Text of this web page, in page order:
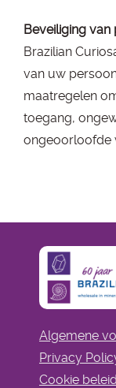
Beveiliging
Brazilian
van uw
maatregelen
toegang,
ongeoorloofde
Algemene
Privacy
Cookie beleid